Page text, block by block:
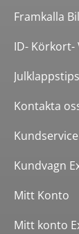
Framkalla
ID-
Julklappstips
Kontakta
Kundservice
Kundvagn
Mitt Konto
Mitt konto